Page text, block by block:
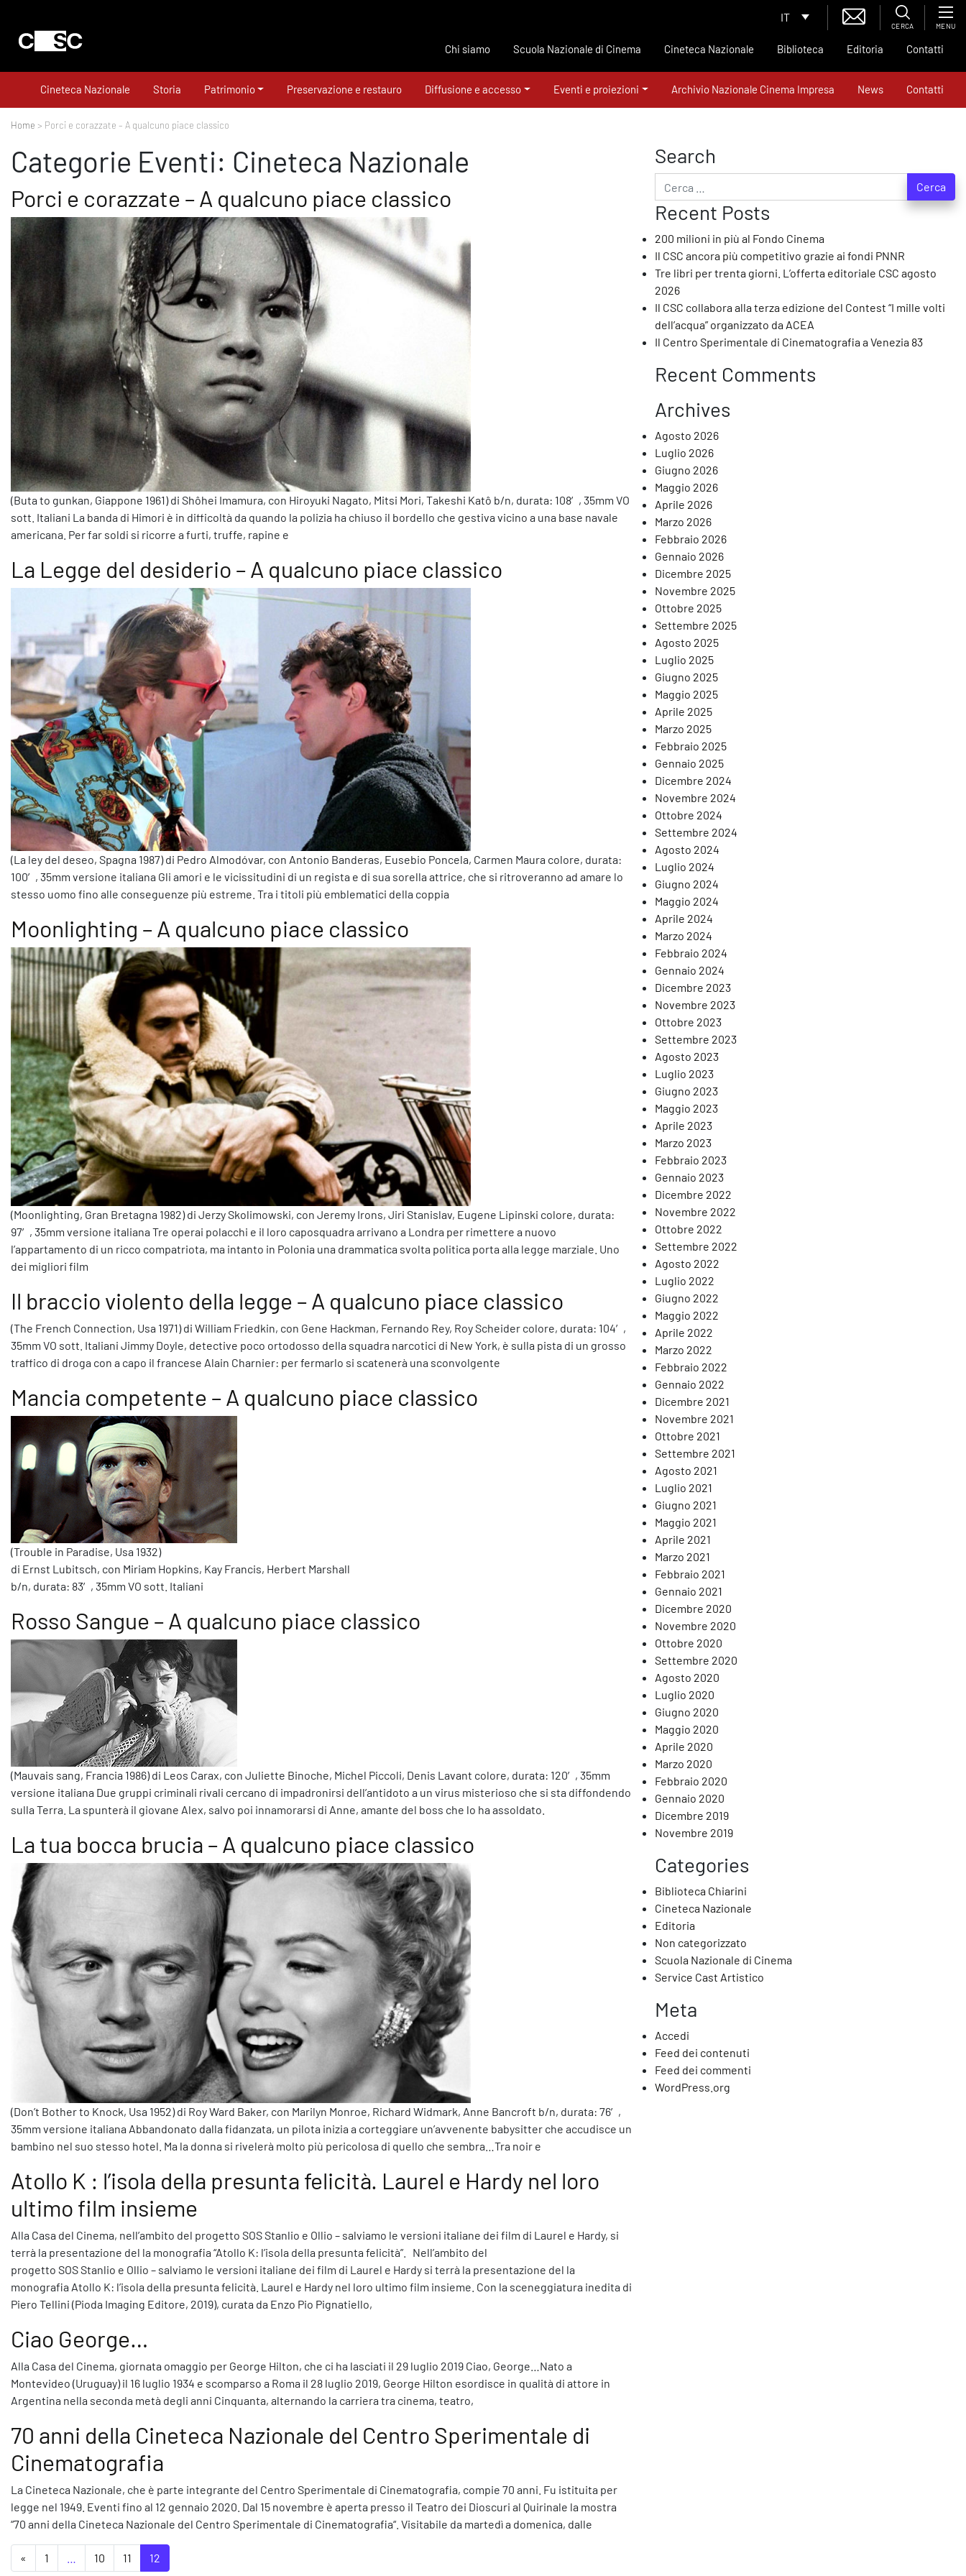
IT
CERCA MENU
Chi siamo Scuola Nazionale di Cinema Cineteca Nazionale Biblioteca Editoria Contatti
Cineteca Nazionale Storia Patrimonio Preservazione e restauro Diffusione e accesso Eventi e proiezioni Archivio Nazionale Cinema Impresa News Contatti
Home > Porci e corazzate – A qualcuno piace classico
Categorie Eventi: Cineteca Nazionale
Porci e corazzate – A qualcuno piace classico
(Buta to gunkan, Giappone 1961) di Shôhei Imamura, con Hiroyuki Nagato, Mitsi Mori, Takeshi Katô b/n, durata: 108′, 35mm VO
sott. Italiani La banda di Himori è in difficoltà da quando la polizia ha chiuso il bordello che gestiva vicino a una base navale
americana. Per far soldi si ricorre a furti, truffe, rapine e
La Legge del desiderio – A qualcuno piace classico
(La ley del deseo, Spagna 1987) di Pedro Almodóvar, con Antonio Banderas, Eusebio Poncela, Carmen Maura colore, durata:
100′, 35mm versione italiana Gli amori e le vicissitudini di un regista e di sua sorella attrice, che si ritroveranno ad amare lo
stesso uomo fino alle conseguenze più estreme. Tra i titoli più emblematici della coppia
Moonlighting – A qualcuno piace classico
(Moonlighting, Gran Bretagna 1982) di Jerzy Skolimowski, con Jeremy Irons, Jiri Stanislav, Eugene Lipinski colore, durata:
97′, 35mm versione italiana Tre operai polacchi e il loro caposquadra arrivano a Londra per rimettere a nuovo
l’appartamento di un ricco compatriota, ma intanto in Polonia una drammatica svolta politica porta alla legge marziale. Uno
dei migliori film
Il braccio violento della legge – A qualcuno piace classico
(The French Connection, Usa 1971) di William Friedkin, con Gene Hackman, Fernando Rey, Roy Scheider colore, durata: 104′,
35mm VO sott. Italiani Jimmy Doyle, detective poco ortodosso della squadra narcotici di New York, è sulla pista di un grosso
traffico di droga con a capo il francese Alain Charnier: per fermarlo si scatenerà una sconvolgente
Mancia competente – A qualcuno piace classico
(Trouble in Paradise, Usa 1932)
di Ernst Lubitsch, con Miriam Hopkins, Kay Francis, Herbert Marshall
b/n, durata: 83′, 35mm VO sott. Italiani
Rosso Sangue – A qualcuno piace classico
(Mauvais sang, Francia 1986) di Leos Carax, con Juliette Binoche, Michel Piccoli, Denis Lavant colore, durata: 120′, 35mm
versione italiana Due gruppi criminali rivali cercano di impadronirsi dell’antidoto a un virus misterioso che si sta diffondendo
sulla Terra. La spunterà il giovane Alex, salvo poi innamorarsi di Anne, amante del boss che lo ha assoldato.
La tua bocca brucia – A qualcuno piace classico
(Don’t Bother to Knock, Usa 1952) di Roy Ward Baker, con Marilyn Monroe, Richard Widmark, Anne Bancroft b/n, durata: 76′,
35mm versione italiana Abbandonato dalla fidanzata, un pilota inizia a corteggiare un’avvenente babysitter che accudisce un
bambino nel suo stesso hotel. Ma la donna si rivelerà molto più pericolosa di quello che sembra…Tra noir e
Atollo K : l’isola della presunta felicità. Laurel e Hardy nel loro
ultimo film insieme
Alla Casa del Cinema, nell’ambito del progetto SOS Stanlio e Ollio – salviamo le versioni italiane dei film di Laurel e Hardy, si
terrà la presentazione del la monografia “Atollo K: l’isola della presunta felicità”. Nell’ambito del
progetto SOS Stanlio e Ollio – salviamo le versioni italiane dei film di Laurel e Hardy si terrà la presentazione del la
monografia Atollo K: l’isola della presunta felicità. Laurel e Hardy nel loro ultimo film insieme. Con la sceneggiatura inedita di
Piero Tellini (Pioda Imaging Editore, 2019), curata da Enzo Pio Pignatiello,
Ciao George…
Alla Casa del Cinema, giornata omaggio per George Hilton, che ci ha lasciati il 29 luglio 2019 Ciao, George…Nato a
Montevideo (Uruguay) il 16 luglio 1934 e scomparso a Roma il 28 luglio 2019, George Hilton esordisce in qualità di attore in
Argentina nella seconda metà degli anni Cinquanta, alternando la carriera tra cinema, teatro,
70 anni della Cineteca Nazionale del Centro Sperimentale di
Cinematografia
La Cineteca Nazionale, che è parte integrante del Centro Sperimentale di Cinematografia, compie 70 anni. Fu istituita per
legge nel 1949. Eventi fino al 12 gennaio 2020. Dal 15 novembre è aperta presso il Teatro dei Dioscuri al Quirinale la mostra
“70 anni della Cineteca Nazionale del Centro Sperimentale di Cinematografia“. Visitabile da martedì a domenica, dalle
Navigazione degli articoli
« 1 10 11 12
Search
Ricerca per:
Recent Posts
200 milioni in più al Fondo Cinema
Il CSC ancora più competitivo grazie ai fondi PNNR
Tre libri per trenta giorni. L’offerta editoriale CSC agosto
2026
Il CSC collabora alla terza edizione del Contest “I mille volti
dell’acqua” organizzato da ACEA
Il Centro Sperimentale di Cinematografia a Venezia 83
Recent Comments
Archives
Agosto 2026
Luglio 2026
Giugno 2026
Maggio 2026
Aprile 2026
Marzo 2026
Febbraio 2026
Gennaio 2026
Dicembre 2025
Novembre 2025
Ottobre 2025
Settembre 2025
Agosto 2025
Luglio 2025
Giugno 2025
Maggio 2025
Aprile 2025
Marzo 2025
Febbraio 2025
Gennaio 2025
Dicembre 2024
Novembre 2024
Ottobre 2024
Settembre 2024
Agosto 2024
Luglio 2024
Giugno 2024
Maggio 2024
Aprile 2024
Marzo 2024
Febbraio 2024
Gennaio 2024
Dicembre 2023
Novembre 2023
Ottobre 2023
Settembre 2023
Agosto 2023
Luglio 2023
Giugno 2023
Maggio 2023
Aprile 2023
Marzo 2023
Febbraio 2023
Gennaio 2023
Dicembre 2022
Novembre 2022
Ottobre 2022
Settembre 2022
Agosto 2022
Luglio 2022
Giugno 2022
Maggio 2022
Aprile 2022
Marzo 2022
Febbraio 2022
Gennaio 2022
Dicembre 2021
Novembre 2021
Ottobre 2021
Settembre 2021
Agosto 2021
Luglio 2021
Giugno 2021
Maggio 2021
Aprile 2021
Marzo 2021
Febbraio 2021
Gennaio 2021
Dicembre 2020
Novembre 2020
Ottobre 2020
Settembre 2020
Agosto 2020
Luglio 2020
Giugno 2020
Maggio 2020
Aprile 2020
Marzo 2020
Febbraio 2020
Gennaio 2020
Dicembre 2019
Novembre 2019
Categories
Biblioteca Chiarini
Cineteca Nazionale
Editoria
Non categorizzato
Scuola Nazionale di Cinema
Service Cast Artistico
Meta
Accedi
Feed dei contenuti
Feed dei commenti
WordPress.org